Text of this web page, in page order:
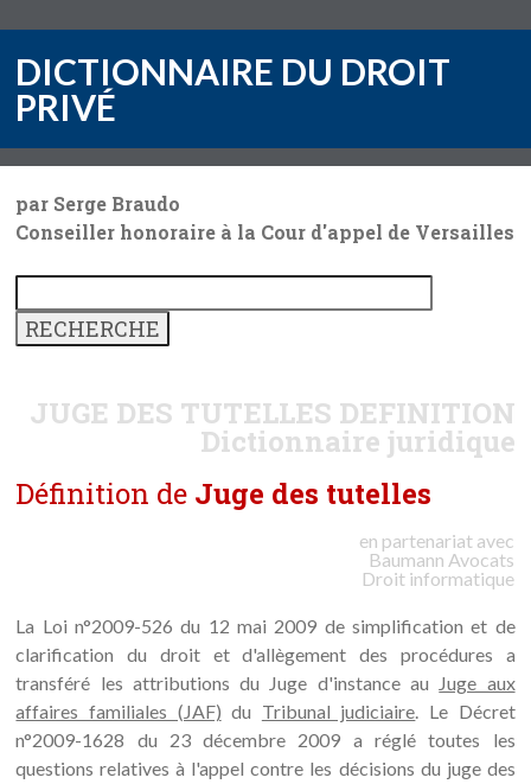
DICTIONNAIRE DU DROIT
PRIVÉ
par Serge Braudo
Conseiller honoraire à la Cour d'appel de Versailles
JUGE DES TUTELLES DEFINITION
Dictionnaire juridique
Définition de Juge des tutelles
en partenariat avec
Baumann Avocats
Droit informatique
La Loi n°2009-526 du 12 mai 2009 de simplification et de
clarification du droit et d'allègement des procédures a
transféré les attributions du Juge d'instance au Juge aux
affaires familiales (JAF) du Tribunal judiciaire. Le Décret
n°2009-1628 du 23 décembre 2009 a réglé toutes les
questions relatives à l'appel contre les décisions du juge des